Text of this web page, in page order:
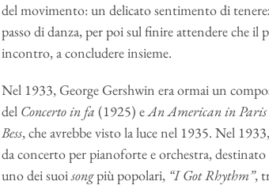
del movimento: un delicato sentimento di
passo di danza, per poi sul finire attendere che
incontro, a concludere insieme.
Nel 1933, George Gershwin era ormai un
del Concerto in fa (1925) eAn American in Paris
Bess, che avrebbe visto la luce nel 1935. Nel
da concerto per pianoforte e orchestra, destinato
uno dei suoisongpiù popolari, “I Got Rhythm”,